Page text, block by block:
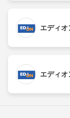
エディ
エディ